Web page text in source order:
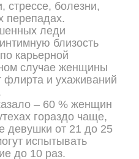
стрессе, болезни,
перепадах.
леди
близость
карьерной
случае женщины
флирта и ухаживаний
– 60 % женщин
гораздо чаще,
девушки от 21 до 25
испытывать
до 10 раз.